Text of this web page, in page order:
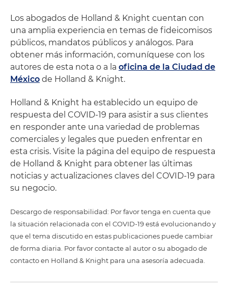
Los abogados de Holland & Knight cuentan con
una amplia experiencia en temas de fideicomisos
públicos, mandatos públicos y análogos. Para
obtener más información, comuníquese con los
autores de esta nota o a la oficina de la Ciudad de
México de Holland & Knight.
Holland & Knight ha establecido un equipo de
respuesta del COVID-19 para asistir a sus clientes
en responder ante una variedad de problemas
comerciales y legales que pueden enfrentar en
esta crisis. Visite la página del equipo de respuesta
de Holland & Knight para obtener las últimas
noticias y actualizaciones claves del COVID-19 para
su negocio.
Descargo de responsabilidad: Por favor tenga en cuenta que
la situación relacionada con el COVID-19 está evolucionando y
que el tema discutido en estas publicaciones puede cambiar
de forma diaria. Por favor contacte al autor o su abogado de
contacto en Holland & Knight para una asesoría adecuada.